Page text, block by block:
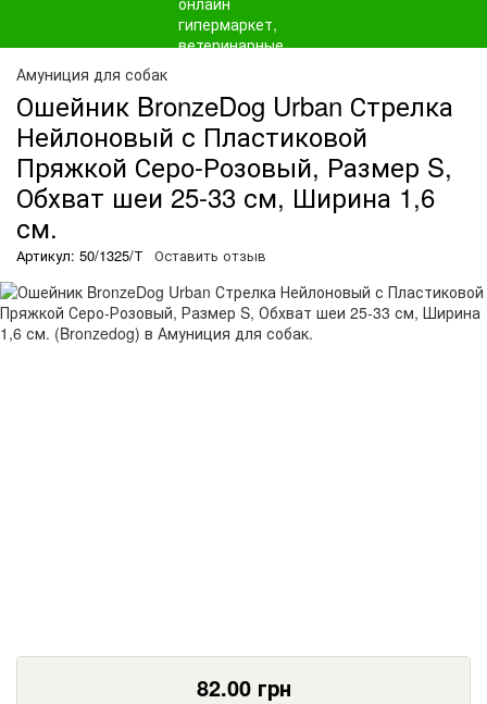
Амуниция для собак
Ошейник BronzeDog Urban Стрелка
Нейлоновый с Пластиковой
Пряжкой Серо-Розовый, Размер S,
Обхват шеи 25-33 см, Ширина 1,6
см.
Артикул: 50/1325/Т Оставить отзыв
82.00грн